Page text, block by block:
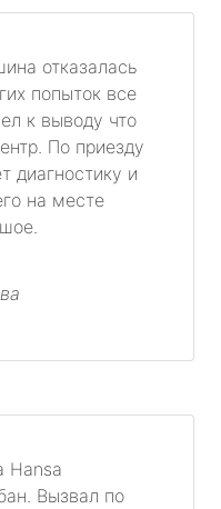
отказалась
попыток все
к выводу что
По приезду
диагностику и
на месте
Hansa
Вызвал по